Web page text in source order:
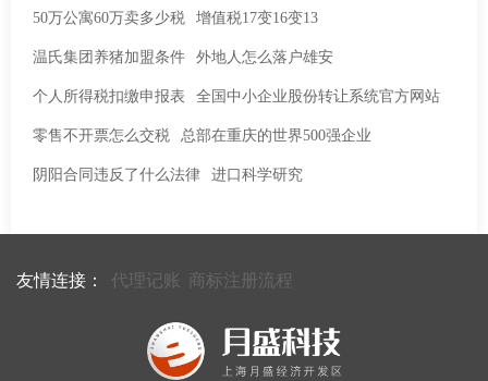
50万公寓60万卖多少税 增值税17变16变13
温氏集团养猪加盟条件 外地人怎么落户雄安
个人所得税扣缴申报表 全国中小企业股份转让系统官方网站
零售不开票怎么交税 总部在重庆的世界500强企业
阴阳合同违反了什么法律 进口科学研究
友情连接： 代理记账 商标注册流程